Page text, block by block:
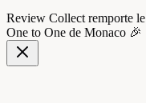
Review Collect remporte le
One to One de Monaco 🎉